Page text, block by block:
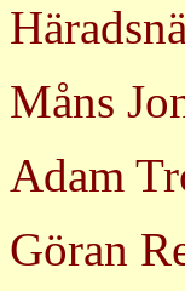
Måns
Adam
Göran